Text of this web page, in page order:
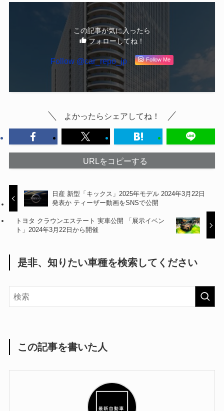
この記事が気に入ったら
フォローしてね！
Follow @car_repo_jp Follow Me
よかったらシェアしてね！
URLをコピーする
日産 新型「キックス」2025年モデル 2024年3月22日
発表か ティーザー動画をSNSで公開
トヨタ クラウンエステート 実車公開 「展示イベン
ト」2024年3月22日から開催
是非、知りたい車種を検索してください
この記事を書いた人